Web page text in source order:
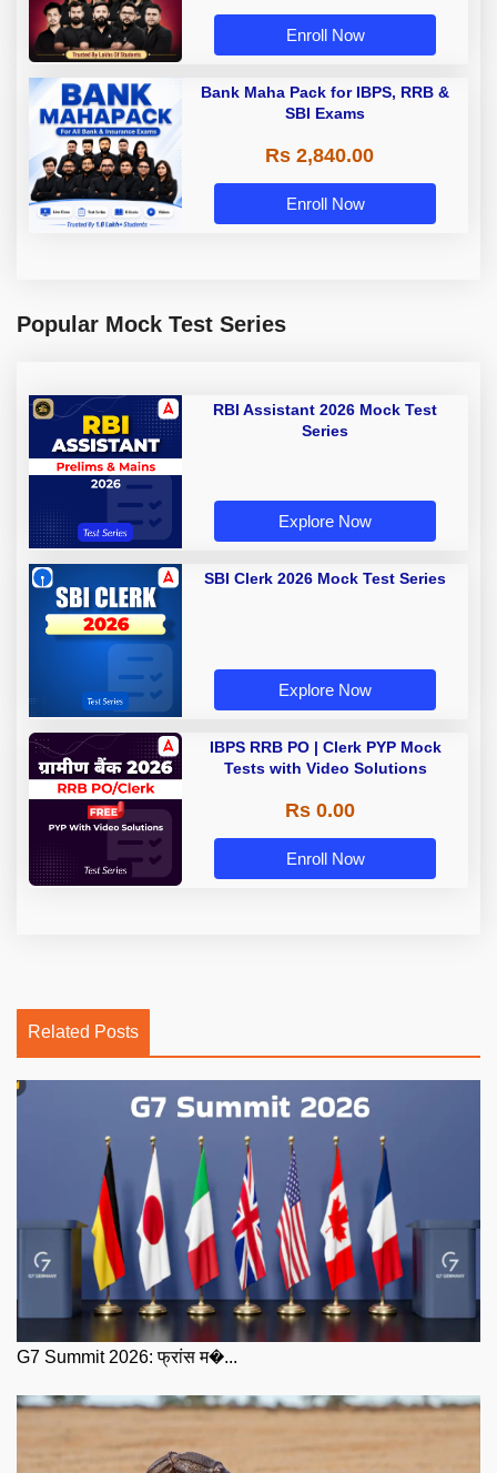
Enroll Now
Bank Maha Pack for IBPS, RRB &
SBI Exams
Rs 2,840.00
Enroll Now
Popular Mock Test Series
RBI Assistant 2026 Mock Test
Series
Explore Now
SBI Clerk 2026 Mock Test Series
Explore Now
IBPS RRB PO | Clerk PYP Mock
Tests with Video Solutions
Rs 0.00
Enroll Now
Related Posts
G7 Summit 2026: फ्रांस म�...